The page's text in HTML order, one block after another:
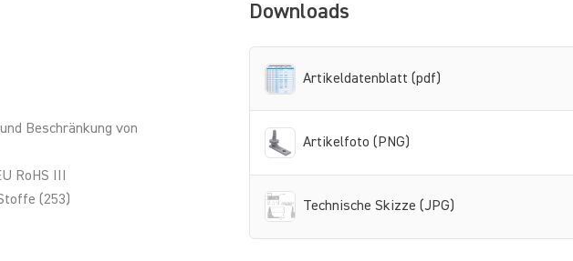
Beschränkung von
RoHS III
(253)
Downloads
Artikeldatenblatt (pdf)
Artikelfoto (PNG)
Technische Skizze (JPG)